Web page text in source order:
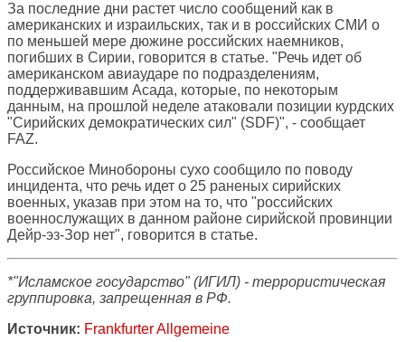
За последние дни растет число сообщений как в
американских и израильских, так и в российских СМИ о
по меньшей мере дюжине российских наемников,
погибших в Сирии, говорится в статье. "Речь идет об
американском авиаударе по подразделениям,
поддерживавшим Асада, которые, по некоторым
данным, на прошлой неделе атаковали позиции курдских
"Сирийских демократических сил" (SDF)", - сообщает
FAZ.
Российское Минобороны сухо сообщило по поводу
инцидента, что речь идет о 25 раненых сирийских
военных, указав при этом на то, что "российских
военнослужащих в данном районе сирийской провинции
Дейр-эз-Зор нет", говорится в статье.
*"Исламское государство" (ИГИЛ) - террористическая
группировка, запрещенная в РФ.
Источник: Frankfurter Allgemeine